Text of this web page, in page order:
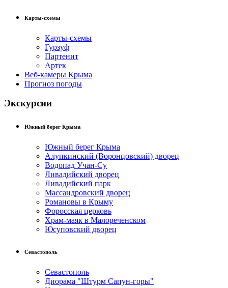
Карты-схемы
Карты-схемы
Гурзуф
Партенит
Артек
Веб-камеры Крыма
Прогноз погоды
Экскурсии
Южный берег Крыма
Южный берег Крыма
Алупкинский (Воронцовский) дворец
Водопад Учан-Су
Ливадийский дворец
Ливадийский парк
Массандровский дворец
Романовы в Крыму
Форосская церковь
Храм-маяк в Малореченском
Юсуповский дворец
Севастополь
Севастополь
Диорама "Штурм Сапун-горы"